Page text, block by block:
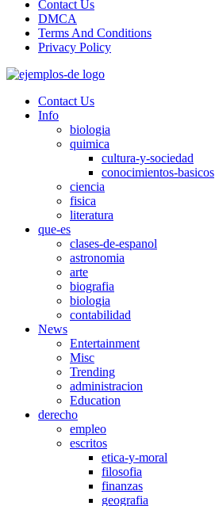
Contact Us
DMCA
Terms And Conditions
Privacy Policy
Contact Us
Info
biologia
quimica
cultura-y-sociedad
conocimientos-basicos
ciencia
fisica
literatura
que-es
clases-de-espanol
astronomia
arte
biografia
biologia
contabilidad
News
Entertainment
Misc
Trending
administracion
Education
derecho
empleo
escritos
etica-y-moral
filosofia
finanzas
geografia